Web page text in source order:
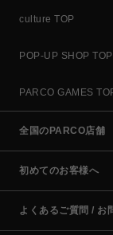
culture TOP
POP-UP SHOP TOP
PARCO GAMES
全国のPARCO店舗
初めてのお客様へ
よくあるご質問 / お